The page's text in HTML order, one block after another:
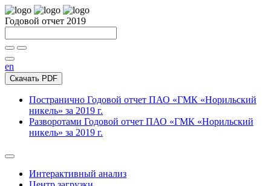
Годовой отчет 2019
en
Скачать PDF
Постранично Годовой отчет ПАО «ГМК «Норильский
никель» за 2019 г.
Разворотами Годовой отчет ПАО «ГМК «Норильский
никель» за 2019 г.
Интерактивный анализ